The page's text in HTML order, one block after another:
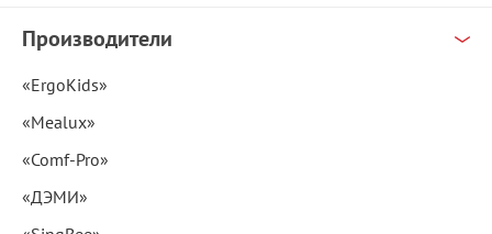
Производители
«ErgoKids»
«Mealux»
«Comf-Pro»
«ДЭМИ»